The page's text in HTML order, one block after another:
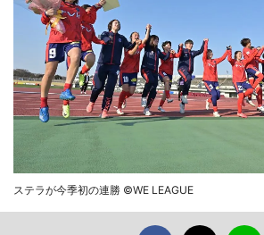
ステラが今季初の連勝 ©WE LEAGUE